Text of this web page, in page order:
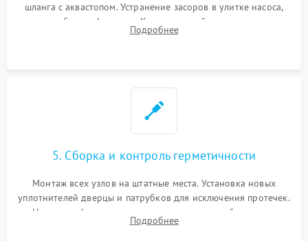
шланга с аквастопом. Устранение засоров в улитке насоса,
патрубках и фильтрах. Компонентный ремонт платы
управления, восстановление поврежденной проводки.
Подробнее
5. Сборка и контроль герметичности
Монтаж всех узлов на штатные места. Установка новых
уплотнителей дверцы и патрубков для исключения протечек.
Надежная фиксация хомутов гидравлической системы,
сборка корпуса и установка датчика поплавка.
Подробнее